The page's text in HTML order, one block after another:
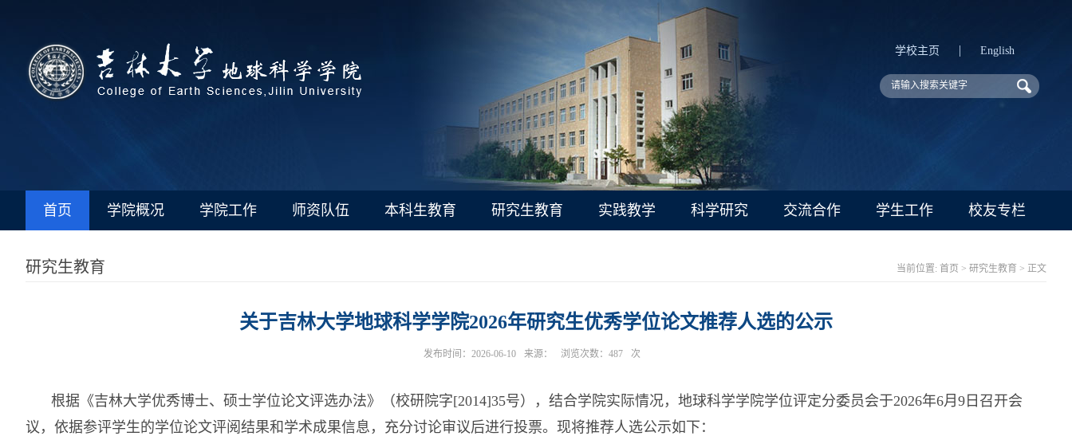
学校主页 | English
首页 学院概况 学院工作 师资队伍 本科生教育 研究生教育 实践教学 科学研究 交流合作 学生工作 校友专栏
研究生教育 当前位置: 首页 > 研究生教育 > 正文
关于吉林大学地球科学学院2026年研究生优秀学位论文推荐人选的公示
发布时间：2026-06-10 来源： 浏览次数： 487 次
根据 《吉林大学优秀博士、硕士学位论文评选办法》（校研院字[2014]35号），结合学院实际情况，地球科学学院学位评定分委员会于2026年6月9日召开会
议，依据参评学生的学位论文评阅结果和学术成果信息，充分讨论审议后进行投票。现将推荐人选公示如下：